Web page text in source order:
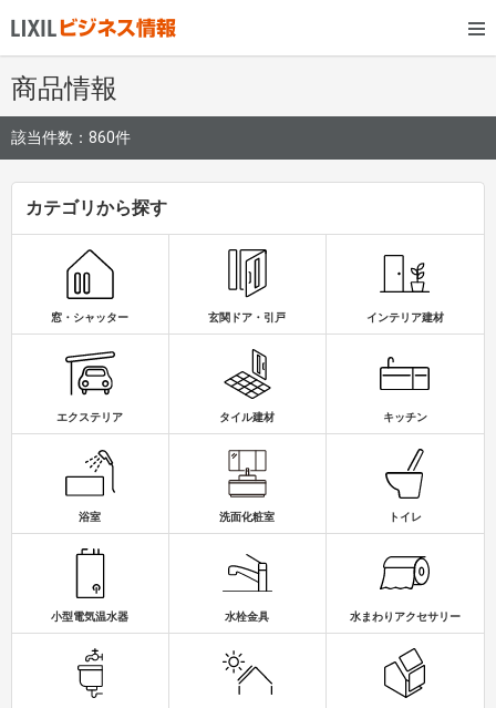
商品情報
該当件数： 860件
カテゴリから探す
窓・シャッター 玄関ドア・引戸 インテリア建材
エクステリア タイル建材 キッチン
浴室 洗面化粧室 トイレ
小型電気温水器 水栓金具 水まわりアクセサリー